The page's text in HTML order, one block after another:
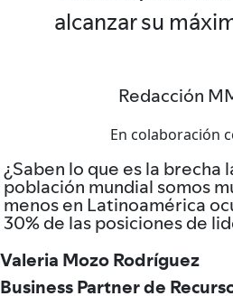
alcanzar su
Redacción
En colaboración
¿Saben lo que es la brecha
población mundial somos
menos en Latinoamérica
30% de las posiciones de
Valeria Mozo Rodríguez
Business Partner de